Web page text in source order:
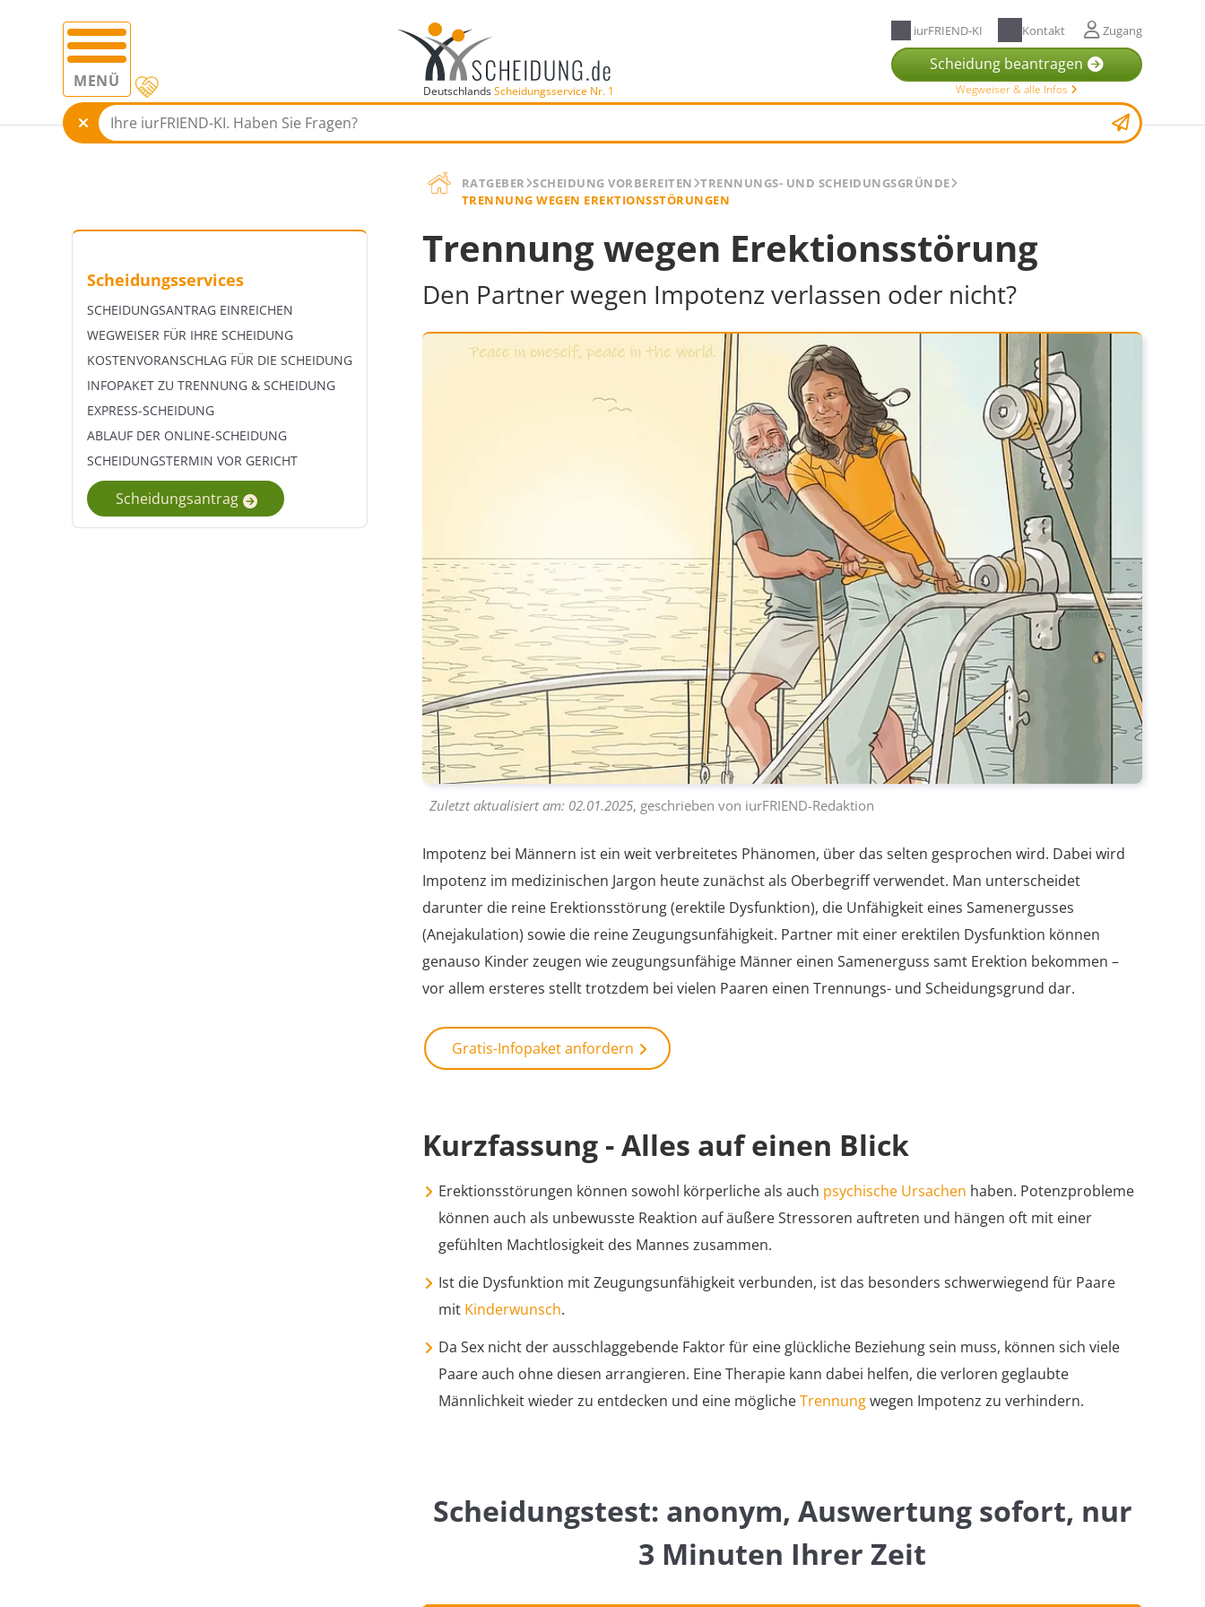
MENÜ DeutschlandsScheidungsservice Nr. 1
iurFRIEND-KI Kontakt Zugang
Scheidung beantragen
Wegweiser & alle Infos
RATGEBER SCHEIDUNG VORBEREITEN TRENNUNGS- UND SCHEIDUNGSGRÜNDE
TRENNUNG WEGEN EREKTIONSSTÖRUNGEN
Scheidungsservices
SCHEIDUNGSANTRAG EINREICHEN
WEGWEISER FÜR IHRE SCHEIDUNG
KOSTENVORANSCHLAG FÜR DIE SCHEIDUNG
INFOPAKET ZU TRENNUNG & SCHEIDUNG
EXPRESS-SCHEIDUNG
ABLAUF DER ONLINE-SCHEIDUNG
SCHEIDUNGSTERMIN VOR GERICHT
Scheidungsantrag
Trennung wegen Erektionsstörung
Den Partner wegen Impotenz verlassen oder nicht?
Zuletzt aktualisiert am: 02.01.2025, geschrieben von iurFRIEND-Redaktion
Impotenz bei Männern ist ein weit verbreitetes Phänomen, über das selten gesprochen wird. Dabei wird
Impotenz im medizinischen Jargon heute zunächst als Oberbegriff verwendet. Man unterscheidet
darunter die reine Erektionsstörung (erektile Dysfunktion), die Unfähigkeit eines Samenergusses
(Anejakulation) sowie die reine Zeugungsunfähigkeit. Partner mit einer erektilen Dysfunktion können
genauso Kinder zeugen wie zeugungsunfähige Männer einen Samenerguss samt Erektion bekommen –
vor allem ersteres stellt trotzdem bei vielen Paaren einen Trennungs- und Scheidungsgrund dar.
Gratis-Infopaket anfordern
Kurzfassung - Alles auf einen Blick
Erektionsstörungen können sowohl körperliche als auch psychische Ursachen haben. Potenzprobleme
können auch als unbewusste Reaktion auf äußere Stressoren auftreten und hängen oft mit einer
gefühlten Machtlosigkeit des Mannes zusammen.
Ist die Dysfunktion mit Zeugungsunfähigkeit verbunden, ist das besonders schwerwiegend für Paare
mit Kinderwunsch.
Da Sex nicht der ausschlaggebende Faktor für eine glückliche Beziehung sein muss, können sich viele
Paare auch ohne diesen arrangieren. Eine Therapie kann dabei helfen, die verloren geglaubte
Männlichkeit wieder zu entdecken und eine möglicheTrennungwegen Impotenz zu verhindern.
Scheidungstest: anonym, Auswertung sofort, nur
3 Minuten Ihrer Zeit